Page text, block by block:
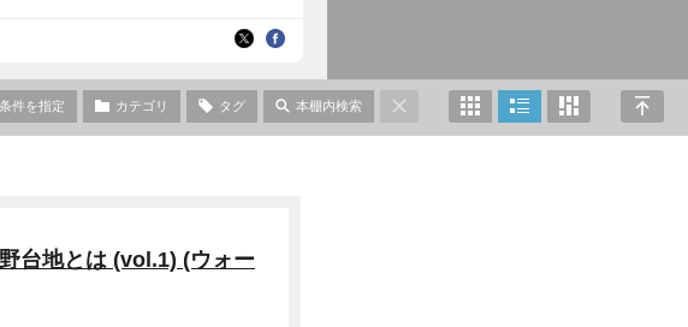
条件を指定 カテゴリ タグ 本棚内検索
台地とは (vol.1) (ウォー